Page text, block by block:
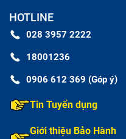
HOTLINE
028 3957 2222
18001236
0906 612 369 (Góp ý)
Tin Tuyển dụng
Giới thiệu Bảo Hành